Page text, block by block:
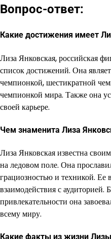
Вопрос-ответ:
Какие достижения имеет
Лиза Янковская, российская
список достижений. Она
чемпионкой, шестикратной
чемпионкой мира. Также она
своей карьере.
Чем знаменита Лиза
Лиза Янковская известна
на ледовом поле. Она
грациозностью и техникой.
взаимодействия с аудиторией.
привлекательности она
всему миру.
Какие факты из жизни